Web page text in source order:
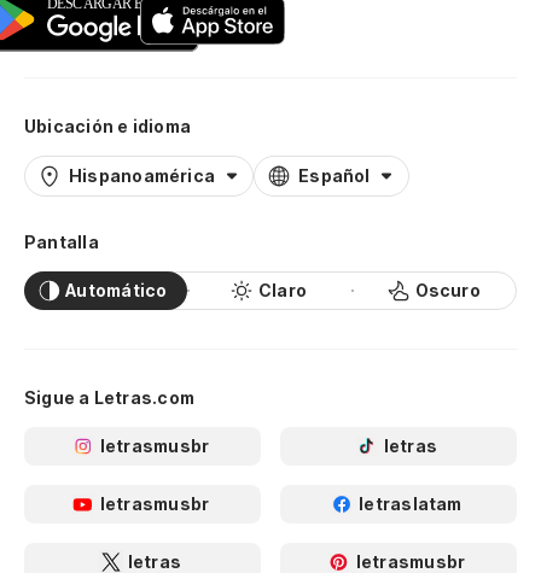
Ubicación e idioma
Hispanoamérica Español
Pantalla
Automático Claro Oscuro
Sigue a Letras.com
letrasmusbr letras
letrasmusbr letraslatam
letras letrasmusbr